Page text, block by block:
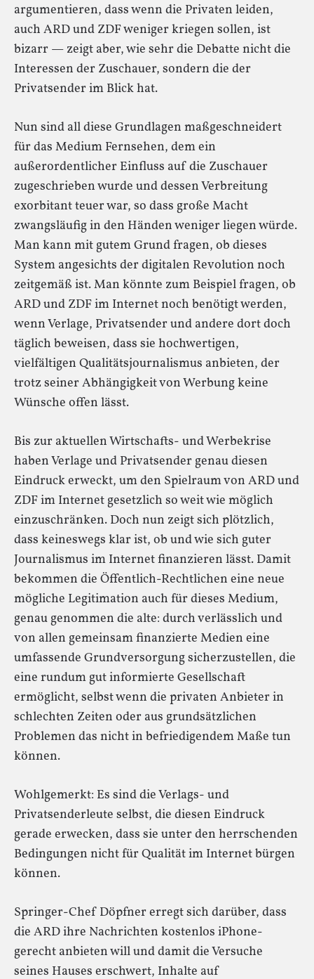
argumentieren, dass wenn die Privaten leiden,
auch ARD und ZDF weniger kriegen sollen, ist
bizarr — zeigt aber, wie sehr die Debatte nicht die
Interessen der Zuschauer, sondern die der
Privatsender im Blick hat.
Nun sind all diese Grundlagen maßgeschneidert
für das Medium Fernsehen, dem ein
außerordentlicher Einfluss auf die Zuschauer
zugeschrieben wurde und dessen Verbreitung
exorbitant teuer war, so dass große Macht
zwangsläufig in den Händen weniger liegen würde.
Man kann mit gutem Grund fragen, ob dieses
System angesichts der digitalen Revolution noch
zeitgemäß ist. Man könnte zum Beispiel fragen, ob
ARD und ZDF im Internet noch benötigt werden,
wenn Verlage, Privatsender und andere dort doch
täglich beweisen, dass sie hochwertigen,
vielfältigen Qualitätsjournalismus anbieten, der
trotz seiner Abhängigkeit von Werbung keine
Wünsche offen lässt.
Bis zur aktuellen Wirtschafts- und Werbekrise
haben Verlage und Privatsender genau diesen
Eindruck erweckt, um den Spielraum von ARD und
ZDF im Internet gesetzlich so weit wie möglich
einzuschränken. Doch nun zeigt sich plötzlich,
dass keineswegs klar ist, ob und wie sich guter
Journalismus im Internet finanzieren lässt. Damit
bekommen die Öffentlich-Rechtlichen eine neue
mögliche Legitimation auch für dieses Medium,
genau genommen die alte: durch verlässlich und
von allen gemeinsam finanzierte Medien eine
umfassende Grundversorgung sicherzustellen, die
eine rundum gut informierte Gesellschaft
ermöglicht, selbst wenn die privaten Anbieter in
schlechten Zeiten oder aus grundsätzlichen
Problemen das nicht in befriedigendem Maße tun
können.
Wohlgemerkt: Es sind die Verlags- und
Privatsenderleute selbst, die diesen Eindruck
gerade erwecken, dass sie unter den herrschenden
Bedingungen nicht für Qualität im Internet bürgen
können.
Springer-Chef Döpfner erregt sich darüber, dass
die ARD ihre Nachrichten kostenlos iPhone-
gerecht anbieten will und damit die Versuche
seines Hauses erschwert, Inhalte auf